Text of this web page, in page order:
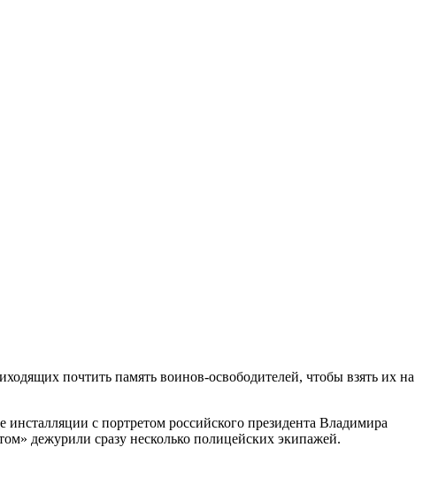
почтить память воинов-освободителей, чтобы взять их на
с портретом российского президента Владимира
дежурили сразу несколько полицейских экипажей.